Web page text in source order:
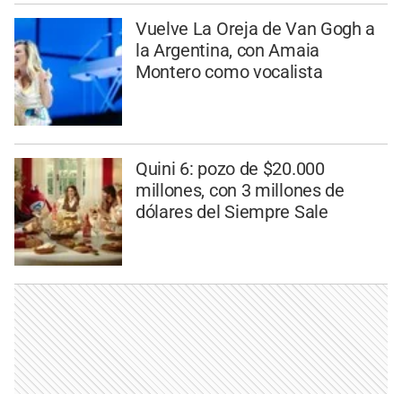
Vuelve La Oreja de Van Gogh a
la Argentina, con Amaia
Montero como vocalista
Quini 6: pozo de $20.000
millones, con 3 millones de
dólares del Siempre Sale